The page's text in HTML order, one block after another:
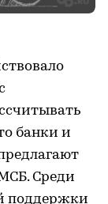
банки и
Среди
поддержки